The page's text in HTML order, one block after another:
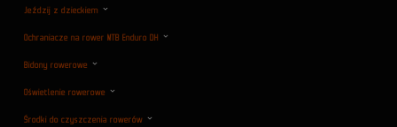
Jeździj z dzieckiem
Ochraniacze na rower MTB Enduro DH
Bidony rowerowe
Oświetlenie rowerowe
Środki do czyszczenia rowerów